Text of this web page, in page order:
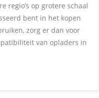
regio’s op grotere schaal
bent in het kopen
zorg er dan voor
van opladers in